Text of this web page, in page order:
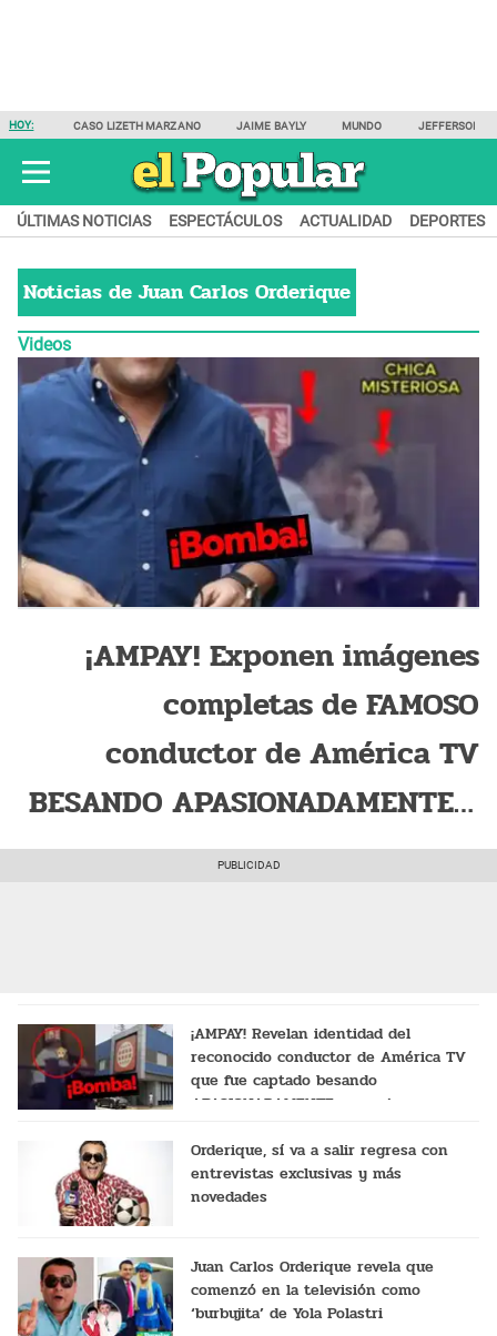
HOY: CASO LIZETH MARZANO JAIME BAYLY MUNDO JEFFERSON
ÚLTIMAS NOTICIAS ESPECTÁCULOS ACTUALIDAD DEPORTES
Noticias deJuan Carlos Orderique
Videos
¡AMPAY! Exponen imágenes
completas de FAMOSO
conductor de América TV
BESANDO APASIONADAMENTE a
joven misteriosa: ¿Fue infiel?
¡AMPAY! Revelan identidad del
reconocido conductor de América TV
que fue captado besando
APASIONADAMENTE a una joven
Orderique, sí va a salir regresa con
entrevistas exclusivas y más
novedades
Juan Carlos Orderique revela que
comenzó en la televisión como
‘burbujita’ de Yola Polastri